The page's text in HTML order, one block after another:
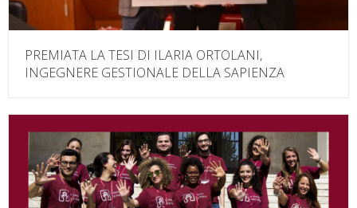
PREMIATA LA TESI DI ILARIA ORTOLANI,
INGEGNERE GESTIONALE DELLA SAPIENZA